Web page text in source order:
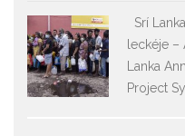
Srí
leckéje –
Lanka
Project